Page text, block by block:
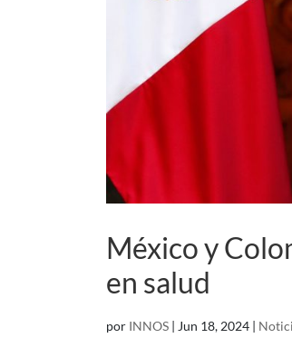
México y
en salud
por INNOS | Jun 18, 2024 |